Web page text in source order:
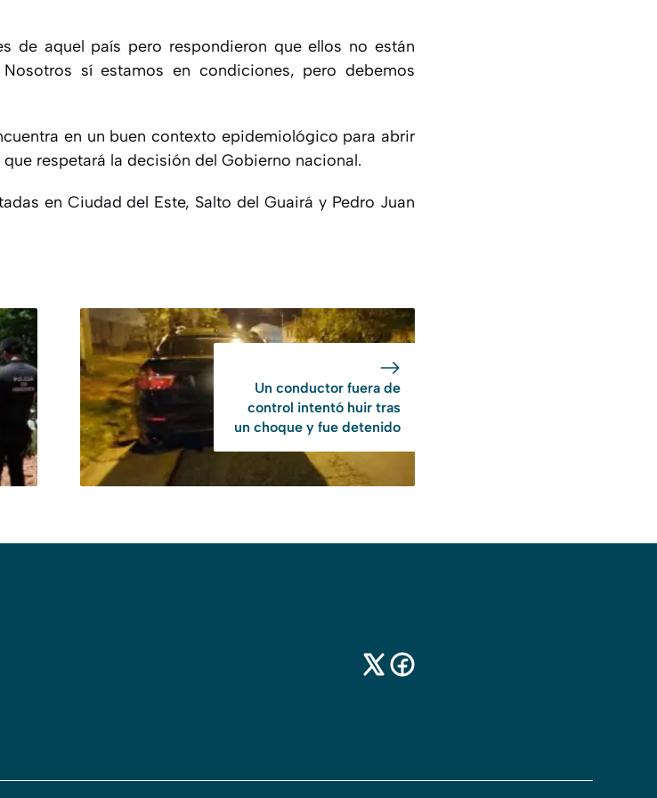
de aquel país pero respondieron que ellos no están
sí estamos en condiciones, pero debemos
en un buen contexto epidemiológico para abrir
respetará la decisión del Gobierno nacional.
en Ciudad del Este, Salto del Guairá y Pedro Juan
Un conductor fuera de
control intentó huir tras
un choque y fue detenido